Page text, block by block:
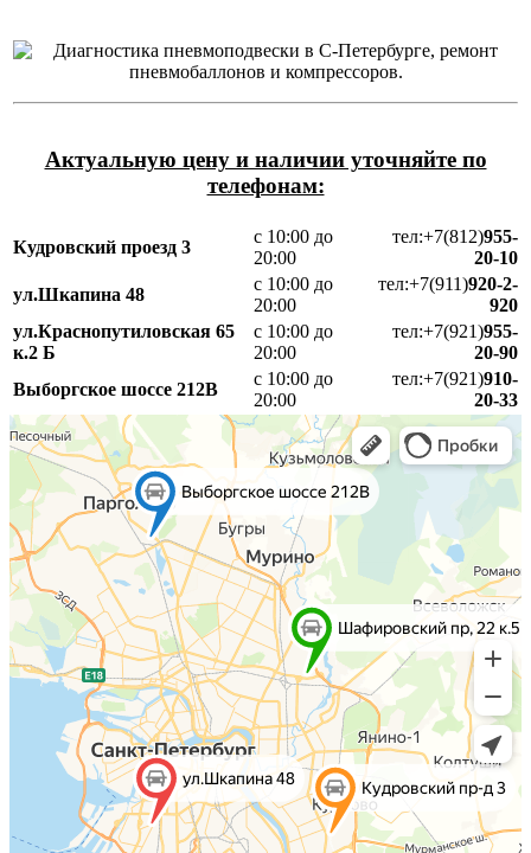
Актуальную цену и наличии уточняйте по
телефонам:
Кудровский проезд 3
с 10:00 до
20:00
тел:+7(812)955-
20-10
ул.Шкапина 48
с 10:00 до
20:00
тел:+7(911)920-2-
920
ул.Краснопутиловская 65
к.2 Б
с 10:00 до
20:00
тел:+7(921)955-
20-90
Выборгское шоссе 212В
с 10:00 до
20:00
тел:+7(921)910-
20-33